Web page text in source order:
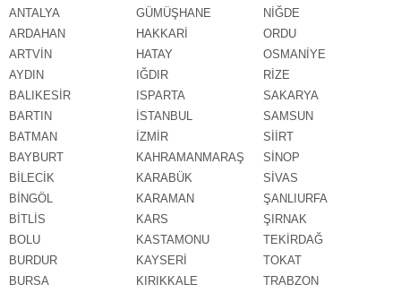
ANTALYA
ARDAHAN
ARTVİN
AYDIN
BALIKESİR
BARTIN
BATMAN
BAYBURT
BİLECİK
BİNGÖL
BİTLİS
BOLU
BURDUR
BURSA
GÜMÜŞHANE
HAKKARİ
HATAY
IĞDIR
ISPARTA
İSTANBUL
İZMİR
KAHRAMANMARAŞ
KARABÜK
KARAMAN
KARS
KASTAMONU
KAYSERİ
KIRIKKALE
NİĞDE
ORDU
OSMANİYE
RİZE
SAKARYA
SAMSUN
SİİRT
SİNOP
SİVAS
ŞANLIURFA
ŞIRNAK
TEKİRDAĞ
TOKAT
TRABZON